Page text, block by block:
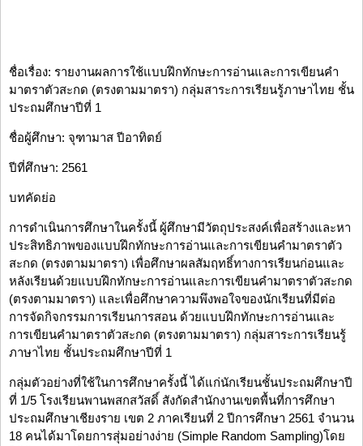
ชื่อเรื่อง: รายงานผลการใช้แบบฝึกทักษะการอ่านและการเขียนคำ
มาตราตัวสะกด (ตรงตามมาตรา) กลุ่มสาระการเรียนรู้ภาษาไทย ชั้น
ประถมศึกษาปีที่ 1
ชื่อผู้ศึกษา: จุฑามาส ปีอาทิตย์
ปีที่ศึกษา: 2561
บทคัดย่อ
การดำเนินการศึกษาในครั้งนี้ ผู้ศึกษามีวัตถุประสงค์เพื่อสร้างและหา
ประสิทธิภาพของแบบฝึกทักษะการอ่านและการเขียนคำมาตราตัว
สะกด (ตรงตามมาตรา) เพื่อศึกษาผลสัมฤทธิ์ทางการเรียนก่อนและ
หลังเรียนด้วยแบบฝึกทักษะการอ่านและการเขียนคำมาตราตัวสะกด
(ตรงตามมาตรา) และเพื่อศึกษาความพึงพอใจของนักเรียนที่มีต่อ
การจัดกิจกรรมการเรียนการสอน ด้วยแบบฝึกทักษะการอ่านและ
การเขียนคำมาตราตัวสะกด (ตรงตามมาตรา) กลุ่มสาระการเรียนรู้
ภาษาไทย ชั้นประถมศึกษาปีที่ 1
กลุ่มตัวอย่างที่ใช้ในการศึกษาครั้งนี้ ได้แก่นักเรียนชั้นประถมศึกษาปี
ที่ 1/5 โรงเรียนพานพสกสวัสดิ์ สังกัดสำนักงานเขตพื้นที่การศึกษา
ประถมศึกษาเชียงราย เขต 2 ภาคเรียนที่ 2 ปีการศึกษา 2561 จำนวน
18 คนได้มาโดยการสุ่มอย่างง่าย (Simple Random Sampling)โดย